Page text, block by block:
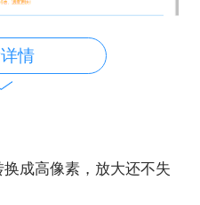
情
成高像素，放大还不失